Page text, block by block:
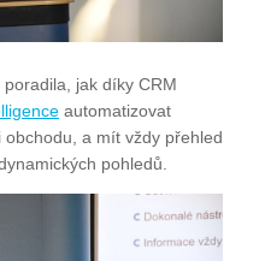
poradila, jak díky CRM
automatizovat
a mít vždy přehled
pohledů.